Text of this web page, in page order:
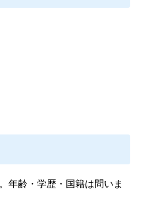
年齢・学歴・国籍は問いま